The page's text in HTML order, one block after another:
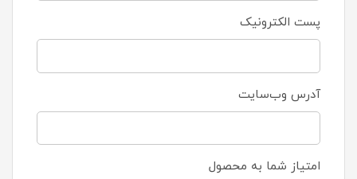
پست الکترونیک
آدرس وب‌سایت
امتیاز شما به محصول